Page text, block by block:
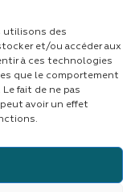
utilisons des
et/ou accéder aux
à ces technologies
que le comportement
fait de ne pas
avoir un effet
LinkedIn